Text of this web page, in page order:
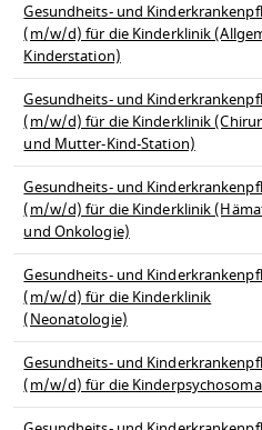
Gesundheits- und
(m/w/d) für die Kinderklinik
Kinderstation)
Gesundheits- und
(m/w/d) für die Kinderklinik
und Mutter-Kind-Station)
Gesundheits- und
(m/w/d) für die Kinderklinik
und Onkologie)
Gesundheits- und
(m/w/d) für die Kinderklinik
(Neonatologie)
Gesundheits- und
(m/w/d) für die